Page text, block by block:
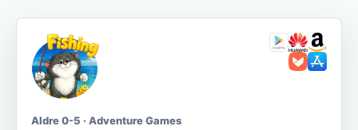
Aldre 0-5 · Adventure Games